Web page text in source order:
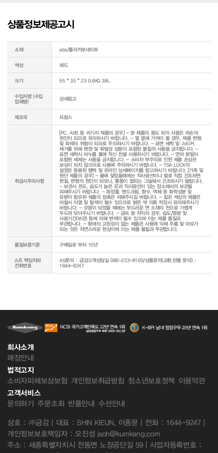
상품정보제공고시
소재 abs/폴리카보네이트
색상 레드
크기 55 * 35 * 23 0.6KG 38L
수입자명 (수입
업체명)
상세참고
제조국 프랑스
취급시주의사항
[PC, ABS 등 러기지 제품의 경우] - 본 제품의 용도 외의 사용은 파손의
원인이 되므로 유의하시기 바랍니다. - 열 옆에 가까이 둘 경우, 제품 변형
및 화재의 위험이 되므로 주의하시기 바랍니다. - 표면 세척 및 스티커
제거를 위해 벤젠 및 휘발성 성분이 포함된 물질의 사용을 금지합니다. -
표면 세척시 비누를 물에 적신 천을 사용하시기 바랍니다. - 연마 분말이
포함된 세제는 사용을 금지합니다. - 소비자 부주의로 인한 제품 손상은
보상이 되지 않으므로 사용에 주의하시기 바랍니다. - TSA LOCK의
설정은 동봉된 행텍 및 온라인 상세페이지를 참고하시기 바랍니다. [가죽 및
원단 제품의 경우] - 물에 젖었을때에는 직사광선이나 열로 직접 건조하면
변질, 변형의 원인이 되오니, 통풍이 잘되는 그늘에서 건조하시기 발랍니다.
- 보관시 온도, 습도가 높은 곳과 직사광선이 있는 장소에서의 보관을
피해주시기 바랍니다. - 화장품, 핸드크림, 향수, 액체 등 화학성분 및
유분이 함유된 제품의 접촉은 피해주시길 바랍니다. - 짙은 색상의 제품은
마찰시 이염 및 탈색이 될수 있으므로 밝은 색 의류 착장시 유의해주시기
바랍니다. - 오염이 되었을 때에는 부드러운 면 소재의 천으로 가볍게
두드려 닦아주시기 바랍니다. - 금속 등 자익의 경우, 습도/염분 및
사용기간(보관) 등에 의해 변색이 될수 있으며 이는 제품 품질과
무관합니다. - 형태의 고정성이 없는 제품은 사용에 의해 주름 및 마모가
되는 것은 자연스러운 현상이며 이는 제품 품질과 무관합니다.
품질보증기준 구매일로 부터 10년
A/S 책임자와
전화번호
AS문의 : 금강고객상담실 080-233-8100/상품문의(교환,반품 문의) :
1644-9247
회사소개
매장안내
법적고지
소비자피해보상보험 개인정보취급방침 청소년보호정책 이용약관
고객서비스
문의하기 주문조회 반품안내 수선안내
상호 : ㈜금강 | 대표 : SHIN KIEUN, 이종문 | 전화 : 1644-9247 |
개인정보보호책임자 : 오진성 jsoh@kumkang.com
주소 : 세종특별자치시 전동면 노장공단길 59 | 사업자등록번호 :